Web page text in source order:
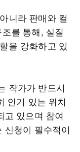
니라 판매와 컬
를 통해, 실질
을 강화하고 있
작가가 반드시
인기 있는 위치
고 있으며 참여
신청이 필수적이